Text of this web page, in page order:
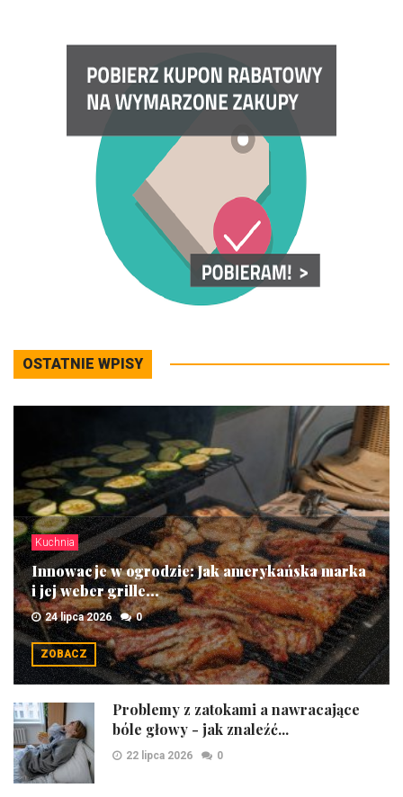
OSTATNIE WPISY
Kuchnia
Innowacje w ogrodzie: Jak amerykańska marka
i jej weber grille...
24 lipca 2026 0
ZOBACZ
Problemy z zatokami a nawracające
bóle głowy - jak znaleźć...
22 lipca 2026 0